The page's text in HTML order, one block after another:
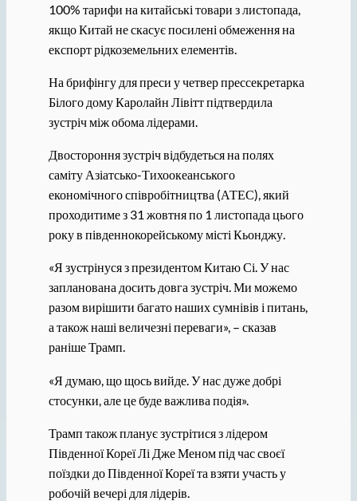
100% тарифи на китайські товари з листопада,
якщо Китай не скасує посилені обмеження на
експорт рідкоземельних елементів.
На брифінгу для преси у четвер прессекретарка
Білого дому Каролайн Лівітт підтвердила
зустріч між обома лідерами.
Двостороння зустріч відбудеться на полях
саміту Азіатсько-Тихоокеанського
економічного співробітництва (АТЕС), який
проходитиме з 31 жовтня по 1 листопада цього
року в південнокорейському місті Кьонджу.
«Я зустрінуся з президентом Китаю Сі. У нас
запланована досить довга зустріч. Ми можемо
разом вирішити багато наших сумнівів і питань,
а також наші величезні переваги», – сказав
раніше Трамп.
«Я думаю, що щось вийде. У нас дуже добрі
стосунки, але це буде важлива подія».
Трамп також планує зустрітися з лідером
Південної Кореї Лі Дже Меном під час своєї
поїздки до Південної Кореї та взяти участь у
робочій вечері для лідерів.